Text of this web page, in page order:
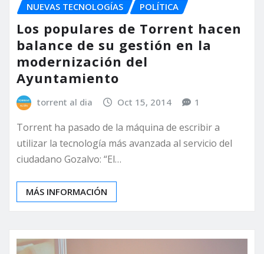
NUEVAS TECNOLOGÍAS POLÍTICA
Los populares de Torrent hacen
balance de su gestión en la
modernización del
Ayuntamiento
torrent al dia Oct 15, 2014 1
Torrent ha pasado de la máquina de escribir a
utilizar la tecnología más avanzada al servicio del
ciudadano Gozalvo: “El…
MÁS INFORMACIÓN